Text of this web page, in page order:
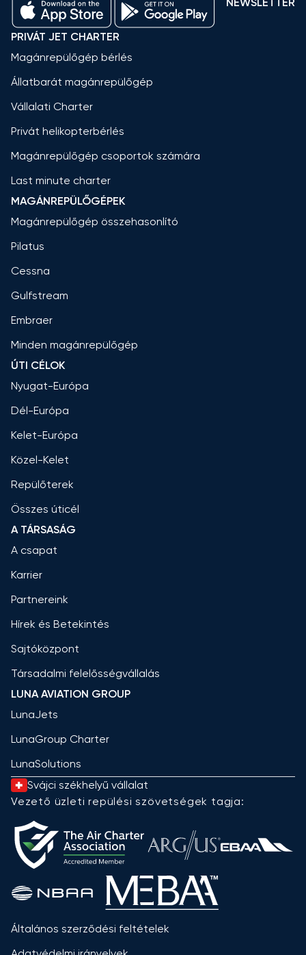
PRIVÁT JET CHARTER
Magánrepülőgép bérlés
Állatbarát magánrepülőgép
Vállalati Charter
Privát helikopterbérlés
Magánrepülőgép csoportok számára
Last minute charter
MAGÁNREPÜLŐGÉPEK
Magánrepülőgép összehasonlító
Pilatus
Cessna
Gulfstream
Embraer
Minden magánrepülőgép
ÚTI CÉLOK
Nyugat-Európa
Dél-Európa
Kelet-Európa
Közel-Kelet
Repülőterek
Összes úticél
A TÁRSASÁG
A csapat
Karrier
Partnereink
Hírek és Betekintés
Sajtóközpont
Társadalmi felelősségvállalás
LUNA AVIATION GROUP
LunaJets
LunaGroup Charter
LunaSolutions
Svájci székhelyű vállalat
Vezető üzleti repülési szövetségek tagja:
Általános szerződési feltételek